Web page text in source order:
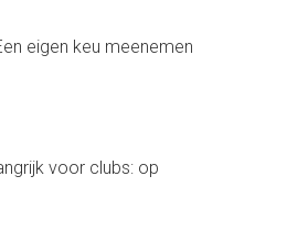
eigen keu meenemen
voor clubs: op